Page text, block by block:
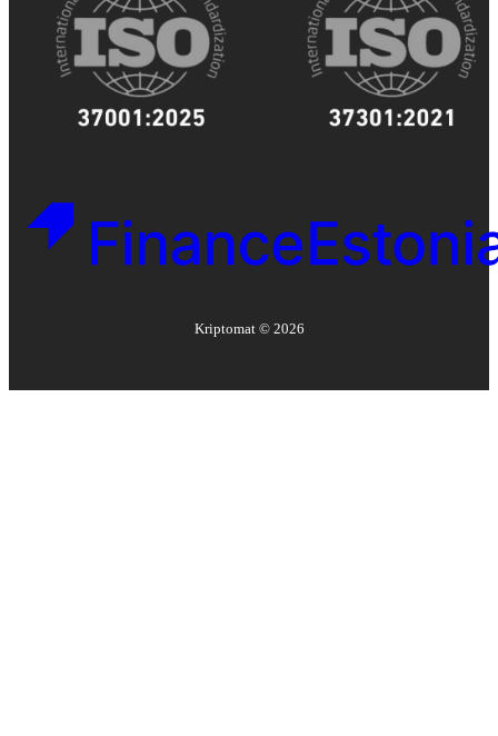
Kriptomat © 2026